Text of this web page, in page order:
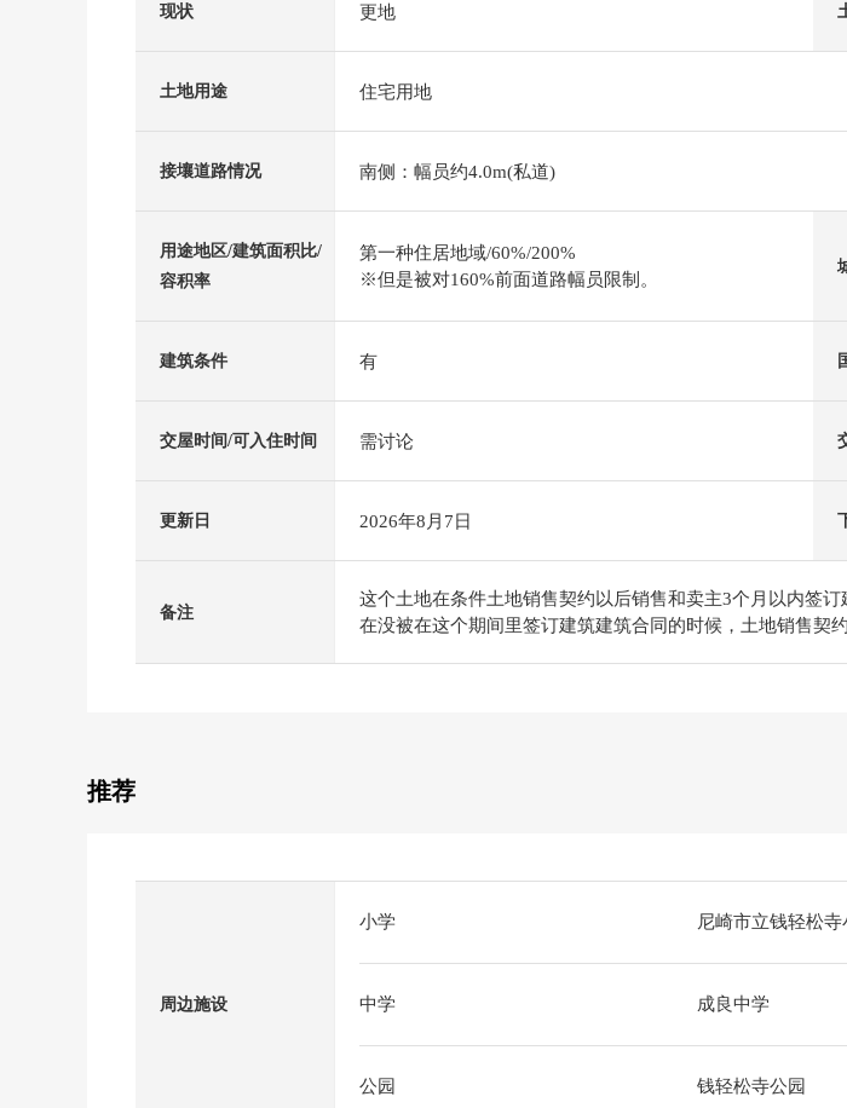
现状 更地
土地用途 住宅用地
接壤道路情况 南侧：幅员约4.0m(私道)
用途地区/建筑面积比/
容积率
第一种住居地域/60%/200%
※但是被对160%前面道路幅员限制。
建筑条件 有
交屋时间/可入住时间 需讨论
更新日 2026年8月7日
备注
这个土地在条件土地销售契约以后销售和卖主3个月以内签订
在没被在这个期间里签订建筑建筑合同的时候，土地销售契
推荐
周边施设
小学 尼崎市立钱轻松寺
中学 成良中学
公园 钱轻松寺公园